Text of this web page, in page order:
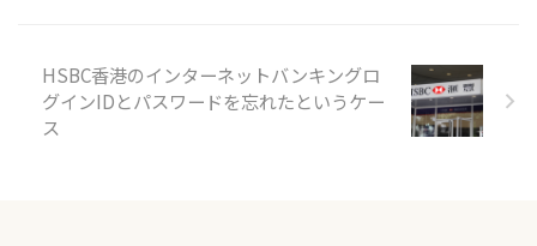
HSBC香港のインターネットバンキングロ
グインIDとパスワードを忘れたというケー
ス